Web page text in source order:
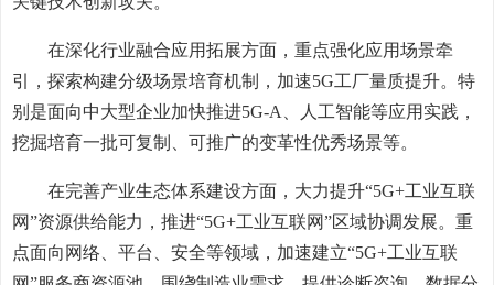
在深化行业融合应用拓展方面，重点强化应用场景牵
引，探索构建分级场景培育机制，加速5G工厂量质提升。特
别是面向中大型企业加快推进5G-A、人工智能等应用实践，
挖掘培育一批可复制、可推广的变革性优秀场景等。
在完善产业生态体系建设方面，大力提升“5G+工业互联
网”资源供给能力，推进“5G+工业互联网”区域协调发展。重
点面向网络、平台、安全等领域，加速建立“5G+工业互联